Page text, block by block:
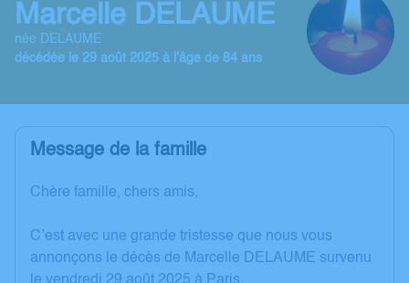
Marcelle DELAUME
née DELAUME
décédée le 29 août 2025 à l'âge de 84 ans
Message de la famille
Chère famille, chers amis,
C’est avec une grande tristesse que nous vous
annonçons le décès de Marcelle DELAUME survenu